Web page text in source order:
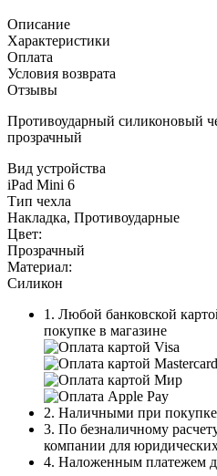
Описание
Характеристики
Оплата
Условия возврата
Отзывы
Противоударный силиконовый
прозрачный
Вид устройства
iPad Mini 6
Тип чехла
Накладка, Противоударные
Цвет:
Прозрачный
Материал:
Силикон
1. Любой банковской
покупке в магазине
2. Наличными при покупке
3. По безналичному
компании для
4. Наложенным платежем